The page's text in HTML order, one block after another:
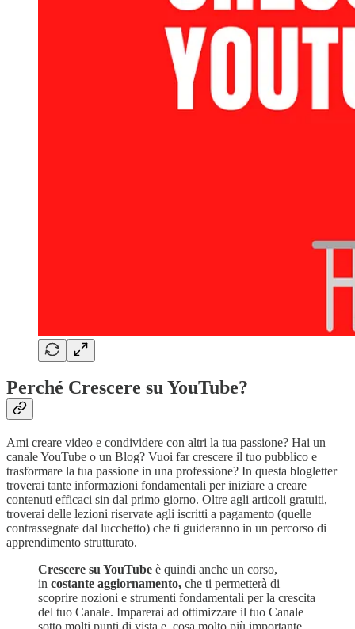
Perché Crescere su YouTube?
Ami creare video e condividere con altri la tua passione? Hai un
canale YouTube o un Blog? Vuoi far crescere il tuo pubblico e
trasformare la tua passione in una professione? In questa blogletter
troverai tante informazioni fondamentali per iniziare a creare
contenuti efficaci sin dal primo giorno. Oltre agli articoli gratuiti,
troverai delle lezioni riservate agli iscritti a pagamento (quelle
contrassegnate dal lucchetto) che ti guideranno in un percorso di
apprendimento strutturato.
Crescere su YouTube è quindi anche un corso,
in costante aggiornamento, che ti permetterà di
scoprire nozioni e strumenti fondamentali per la crescita
del tuo Canale. Imparerai ad ottimizzare il tuo Canale